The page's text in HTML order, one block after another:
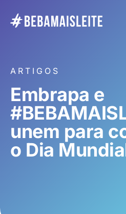
ARTIGOS
Embrapa e
unem para
o Dia